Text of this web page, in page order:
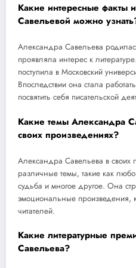
Какие интересные факты
Савельевой можно
Александра Савельева
проявляла интерес к
поступила в Московский
Впоследствии она стала
посвятить себя писательской
Какие темы Александра
своих произведениях?
Александра Савельева в своих
различные темы, такие как
судьба и многое другое. Она
эмоциональные произведения,
читателей.
Какие литературные
Савельева?